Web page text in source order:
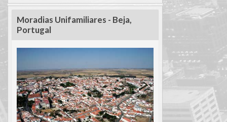
Moradias Unifamiliares - Beja,
Portugal